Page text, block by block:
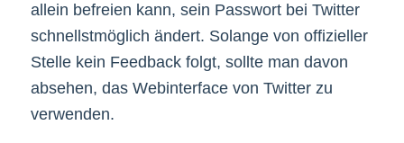
allein befreien kann, sein Passwort bei Twitter
schnellstmöglich ändert. Solange von offizieller
Stelle kein Feedback folgt, sollte man davon
absehen, das Webinterface von Twitter zu
verwenden.